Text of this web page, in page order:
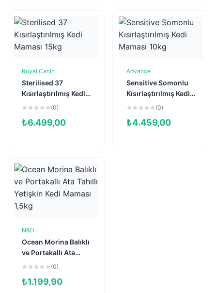
Sepete Ekle
Royal Canin
Sterilised 37
Kısırlaştırılmış Kedi
Maması 15kg
(0)
₺6.499,00
Sepete Ekle
Advance
Sensitive Somonlu
Kısırlaştırılmış Kedi
Maması 10kg
(0)
₺4.459,00
N&D
Ocean Morina Balıklı
ve Portakallı Ata
Tahıllı Yetişkin Kedi
(0)
₺1.199,90